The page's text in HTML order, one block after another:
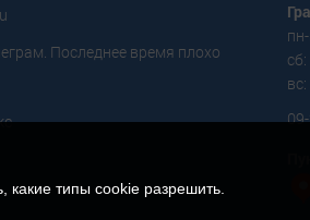
Последнее время плохо
типы cookie разрешить.